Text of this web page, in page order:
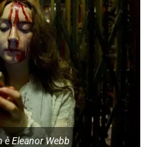
è Eleanor Webb